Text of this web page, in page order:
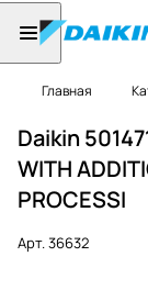
Главная
Daikin
WITH
PROCESSI
Арт.36632